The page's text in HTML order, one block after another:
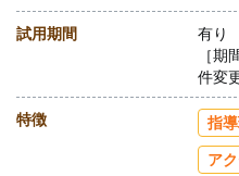
試用期間
有り
［
件変
特徴 指
ア